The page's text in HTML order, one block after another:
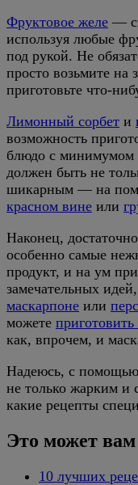
Фруктовое желе —
используя любые
под рукой. Не
просто возьмите на
приготовьте что-
Лимонный сорбет и
возможность
блюдо с минимумом
должен быть не
шикарным — на
красном вине или
Наконец,
особенно самые
продукт, и на ум
замечательных
маскарпоне или
можете
как, впрочем, и
Надеюсь, с помощью
не только жарким
какие рецепты
Это может
10 лучших